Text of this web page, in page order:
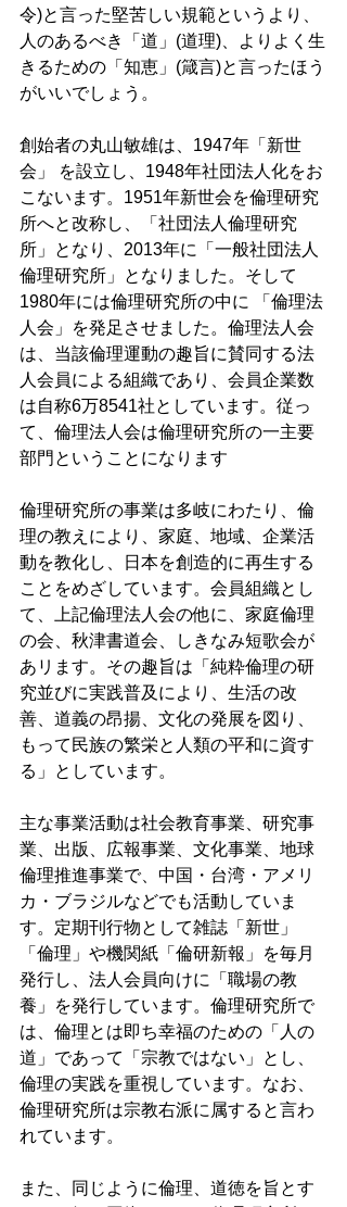
令)と言った堅苦しい規範というより、
人のあるべき「道」(道理)、よりよく生
きるための「知恵」(箴言)と言ったほう
がいいでしょう。
創始者の丸山敏雄は、1947年「新世
会」 を設立し、1948年社団法人化をお
こないます。1951年新世会を倫理研究
所へと改称し、「社団法人倫理研究
所」となり、2013年に「一般社団法人
倫理研究所」となりました。そして
1980年には倫理研究所の中に 「倫理法
人会」を発足させました。倫理法人会
は、当該倫理運動の趣旨に賛同する法
人会員による組織であり、会員企業数
は自称6万8541社としています。従っ
て、倫理法人会は倫理研究所の一主要
部門ということになります
倫理研究所の事業は多岐にわたり、倫
理の教えにより、家庭、地域、企業活
動を教化し、日本を創造的に再生する
ことをめざしています。会員組織とし
て、上記倫理法人会の他に、家庭倫理
の会、秋津書道会、しきなみ短歌会が
あリます。その趣旨は「純粋倫理の研
究並びに実践普及により、生活の改
善、道義の昂揚、文化の発展を図り、
もって民族の繁栄と人類の平和に資す
る」としています。
主な事業活動は社会教育事業、研究事
業、出版、広報事業、文化事業、地球
倫理推進事業で、中国・台湾・アメリ
カ・ブラジルなどでも活動していま
す。定期刊行物として雑誌「新世」
「倫理」や機関紙「倫研新報」を毎月
発行し、法人会員向けに「職場の教
養」を発行しています。倫理研究所で
は、倫理とは即ち幸福のための「人の
道」であって「宗教ではない」とし、
倫理の実践を重視しています。なお、
倫理研究所は宗教右派に属すると言わ
れています。
また、同じように倫理、道徳を旨とす